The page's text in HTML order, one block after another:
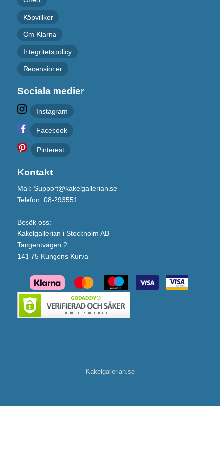
Köpvillkor
Om Klarna
Integritetspolicy
Recensioner
Sociala medier
Instagram
Facebook
Pinterest
Kontakt
Mail: Support@kakelgallerian.se
Telefon: 08-293551
Besök oss:
Kakelgallerian i Stockholm AB
Tangentvägen 2
141 75 Kungens Kurva
Kakelgallerian.se